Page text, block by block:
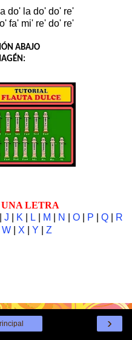
do' la do' do' re'
fa' mi' re' do' re'
ABAJO
LETRA
J K L M N O P Q
R
W X Y Z
›